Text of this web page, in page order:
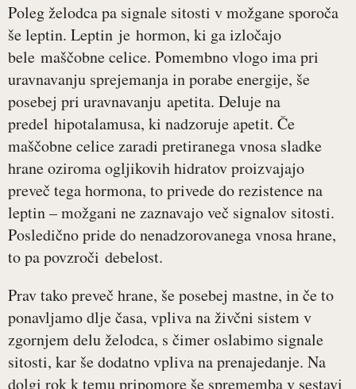
Poleg želodca pa signale sitosti v možgane sporoča
še leptin. Leptin je hormon, ki ga izločajo
bele maščobne celice. Pomembno vlogo ima pri
uravnavanju sprejemanja in porabe energije, še
posebej pri uravnavanju apetita. Deluje na
predel hipotalamusa, ki nadzoruje apetit. Če
maščobne celice zaradi pretiranega vnosa sladke
hrane oziroma ogljikovih hidratov proizvajajo
preveč tega hormona, to privede do rezistence na
leptin – možgani ne zaznavajo več signalov sitosti.
Posledično pride do nenadzorovanega vnosa hrane,
to pa povzroči debelost.
Prav tako preveč hrane, še posebej mastne, in če to
ponavljamo dlje časa, vpliva na živčni sistem v
zgornjem delu želodca, s čimer oslabimo signale
sitosti, kar še dodatno vpliva na prenajedanje. Na
dolgi rok k temu pripomore še sprememba v sestavi